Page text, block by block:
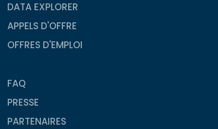
DATA EXPLORER
APPELS D'OFFRE
OFFRES D'EMPLOI
FAQ
PRESSE
PARTENAIRES